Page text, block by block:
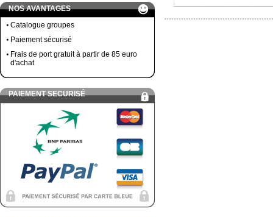
NOS AVANTAGES
Catalogue groupes
Paiement sécurisé
Frais de port gratuit à partir de 85 euro
d'achat
PAIEMENT SECURISÉ